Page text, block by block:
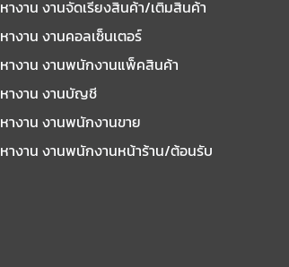
หางาน งานจัดเรียงสินค้า/เติมสินค้า
หางาน งานคอลเซ็นเตอร์
หางาน งานพนักงานแพ็คสินค้า
หางาน งานบัญชี
หางาน งานพนักงานขาย
หางาน งานพนักงานหน้าร้าน/ต้อนรับ